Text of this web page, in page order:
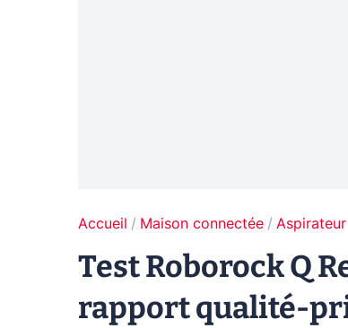
Accueil Maison connectée Aspirateur
Test Roborock Q
rapport qualité-